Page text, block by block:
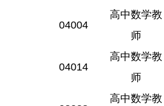
04004
高中数学教
师
04014
高中数学教
师
高中数学教